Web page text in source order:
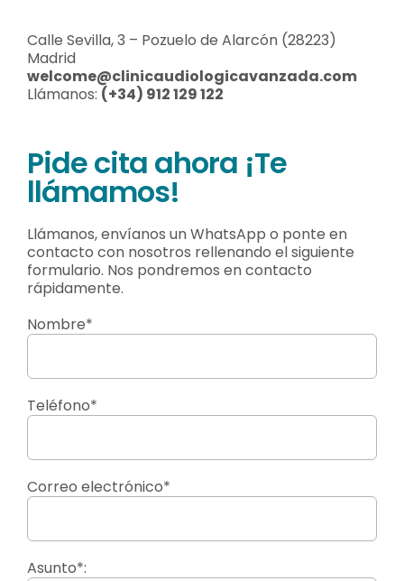
Calle Sevilla, 3 – Pozuelo de Alarcón (28223)
Madrid
welcome@clinicaudiologicavanzada.com
Llámanos: (+34) 912 129 122
Pide cita ahora ¡Te
llámamos!
Llámanos, envíanos un WhatsApp o ponte en
contacto con nosotros rellenando el siguiente
formulario. Nos pondremos en contacto
rápidamente.
Nombre*
Teléfono*
Correo electrónico*
Asunto*: